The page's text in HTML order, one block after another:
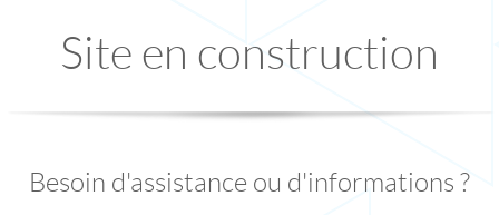
Site en construction
Besoin d'assistance ou d'informations ?